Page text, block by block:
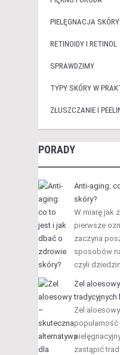
PIELĘGNACJA
RETINOIDY I RETINOL
SPRAWDZIMY
TYPY SKÓRY W
ZŁUSZCZANIE I
PORADY
Anti-aging:
skóry?
W miarę jak
pierwsze
zaczyna
sposobów
czyli
Żel
tradycyjnych
Żel
popularność
zastąpić